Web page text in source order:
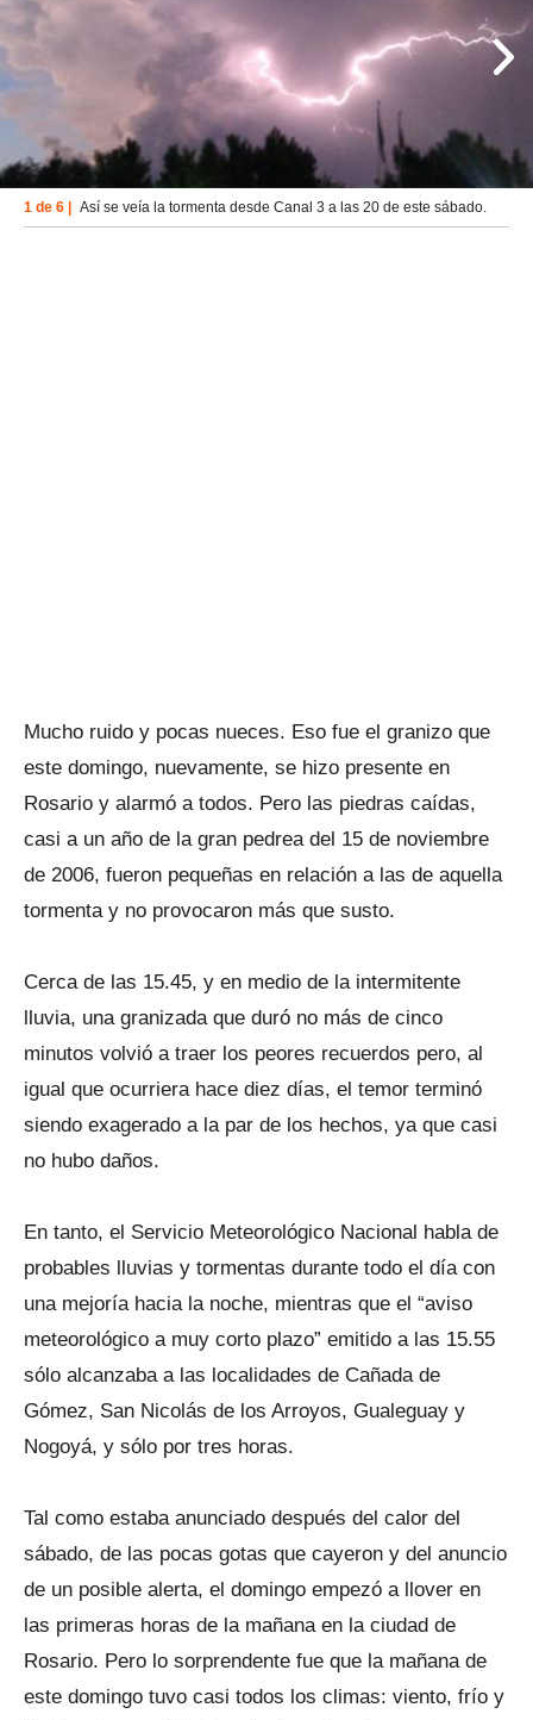
1 de 6 | Así se veía la tormenta desde Canal 3 a las 20 de este sábado.
Mucho ruido y pocas nueces. Eso fue el granizo que
este domingo, nuevamente, se hizo presente en
Rosario y alarmó a todos. Pero las piedras caídas,
casi a un año de la gran pedrea del 15 de noviembre
de 2006, fueron pequeñas en relación a las de aquella
tormenta y no provocaron más que susto.
Cerca de las 15.45, y en medio de la intermitente
lluvia, una granizada que duró no más de cinco
minutos volvió a traer los peores recuerdos pero, al
igual que ocurriera hace diez días, el temor terminó
siendo exagerado a la par de los hechos, ya que casi
no hubo daños.
En tanto, el Servicio Meteorológico Nacional habla de
probables lluvias y tormentas durante todo el día con
una mejoría hacia la noche, mientras que el “aviso
meteorológico a muy corto plazo” emitido a las 15.55
sólo alcanzaba a las localidades de Cañada de
Gómez, San Nicolás de los Arroyos, Gualeguay y
Nogoyá, y sólo por tres horas.
Tal como estaba anunciado después del calor del
sábado, de las pocas gotas que cayeron y del anuncio
de un posible alerta, el domingo empezó a llover en
las primeras horas de la mañana en la ciudad de
Rosario. Pero lo sorprendente fue que la mañana de
este domingo tuvo casi todos los climas: viento, frío y